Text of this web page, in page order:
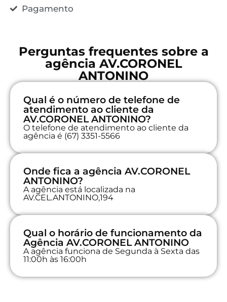
Pagamento
Perguntas frequentes sobre a
agência AV.CORONEL
ANTONINO
Qual é o número de telefone de
atendimento ao cliente da
AV.CORONEL ANTONINO?
O telefone de atendimento ao cliente da
agência é (67) 3351-5566
Onde fica a agência AV.CORONEL
ANTONINO?
A agência está localizada na
AV.CEL.ANTONINO,194
Qual o horário de funcionamento da
Agência AV.CORONEL ANTONINO
A agência funciona de Segunda à Sexta das
11:00h às 16:00h